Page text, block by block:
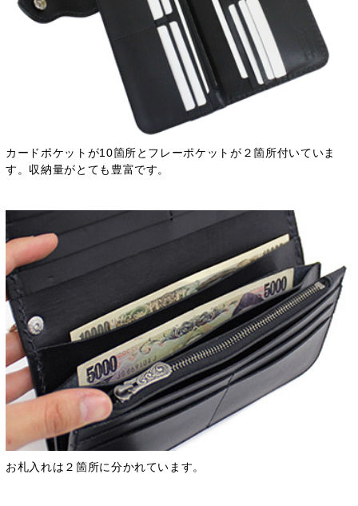
カードポケットが10箇所とフレーポケットが２箇所付いていま
す。収納量がとても豊富です。
お札入れは２箇所に分かれています。